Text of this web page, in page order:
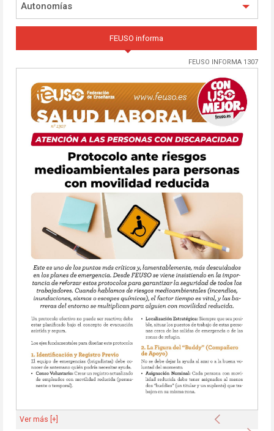
Autonomías
FEUSO informa
FEUSO INFORMA 1307
Anterior
Ver más [+]